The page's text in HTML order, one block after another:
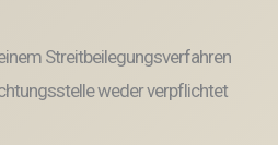
Streitbeilegungsverfahren
weder verpflichtet